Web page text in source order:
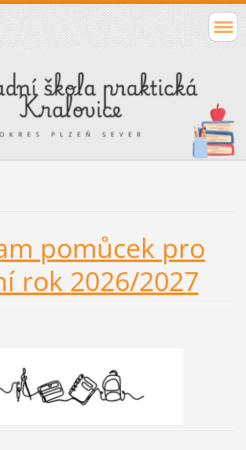
pomůcek pro
rok 2026/2027